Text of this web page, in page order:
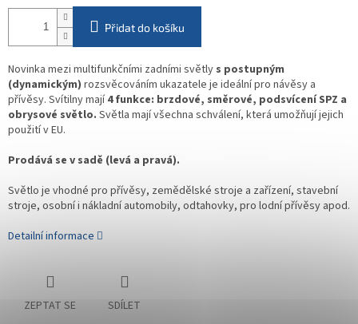
Přidat do košíku
Novinka mezi multifunkčními zadními světly s postupným
(dynamickým) rozsvěcováním ukazatele je ideální pro návěsy a
přívěsy. Svítilny mají4 funkce: brzdové, směrové, podsvícení SPZ a
obrysové světlo. Světla mají všechna schválení, která umožňují jejich
použití v EU.
Prodává se v sadě (levá a pravá).
Světlo je vhodné pro přívěsy, zemědělské stroje a zařízení, stavební
stroje, osobní i nákladní automobily, odtahovky, pro lodní přívěsy apod.
Detailní informace
ZEPTAT SE SDÍLET